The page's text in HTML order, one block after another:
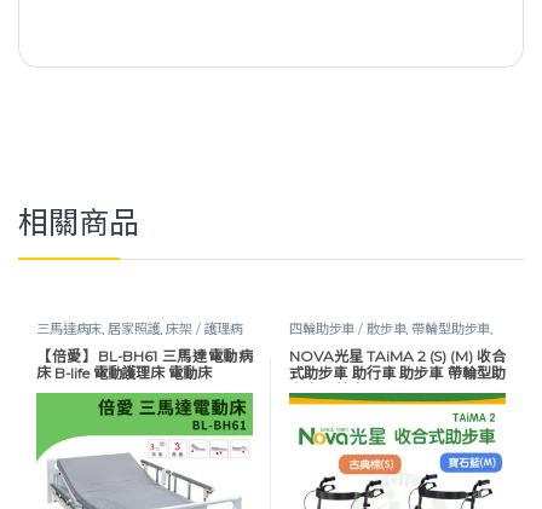
相關商品
三馬達病床 居家照護,床架 / 護理病
床,護理床具及配件 ,長照專區,預防褥
瘡
【倍愛】BL-BH61 三馬達電動病
床 B-life 電動護理床 電動床
四輪助步車 / 散步車,帶輪型助步車
指定折扣商品,行動輔具 ,行動輔具,長
照專區
NOVA光星 TAiMA 2 (S) (M) 收合
式助步車 助行車 助步車 帶輪型助
步車 四輪車